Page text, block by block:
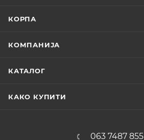
КОРПА
КОМПАНИЈА
КАТАЛОГ
КАКО КУПИТИ
063 7487 855